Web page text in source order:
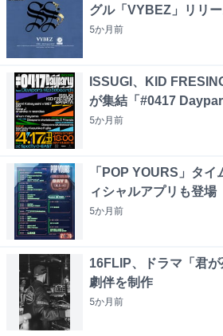
グル「VYBEZ」リリ
5か月前
ISSUGI、KID
が集結「#0417
5か月前
「POP YOURS」タ
ィシャルアプリも登場
5か月前
16FLIP、ドラマ「君
劇伴を制作
5か月前